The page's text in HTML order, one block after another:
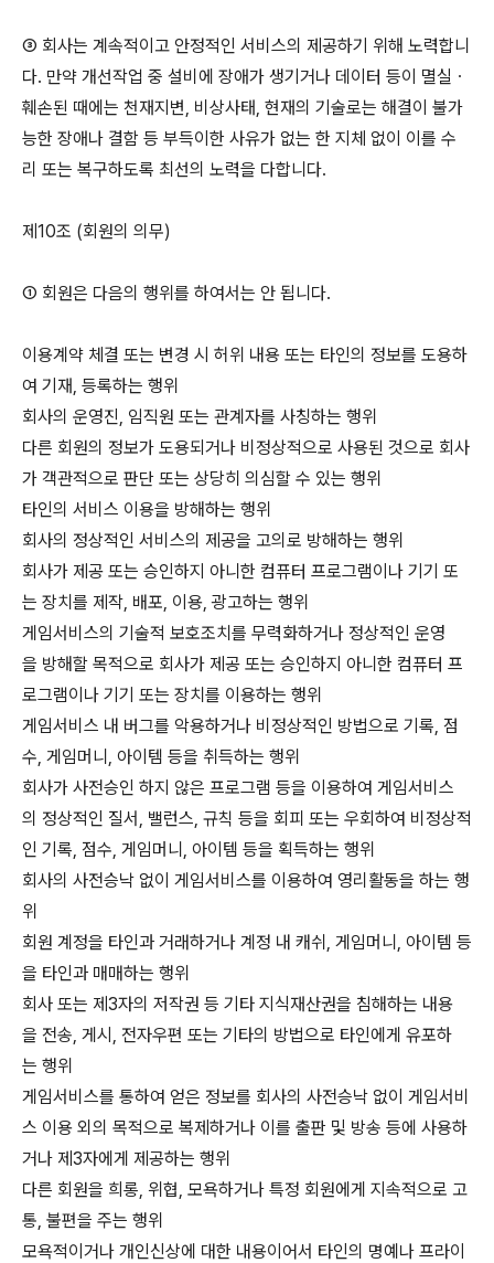
③ 회사는 계속적이고 안정적인 서비스의 제공하기 위해 노력합니
다. 만약 개선작업 중 설비에 장애가 생기거나 데이터 등이 멸실ㆍ
훼손된 때에는 천재지변, 비상사태, 현재의 기술로는 해결이 불가
능한 장애나 결함 등 부득이한 사유가 없는 한 지체 없이 이를 수
리 또는 복구하도록 최선의 노력을 다합니다.
제10조 (회원의 의무)
① 회원은 다음의 행위를 하여서는 안 됩니다.
이용계약 체결 또는 변경 시 허위 내용 또는 타인의 정보를 도용하
여 기재, 등록하는 행위
회사의 운영진, 임직원 또는 관계자를 사칭하는 행위
다른 회원의 정보가 도용되거나 비정상적으로 사용된 것으로 회사
가 객관적으로 판단 또는 상당히 의심할 수 있는 행위
타인의 서비스 이용을 방해하는 행위
회사의 정상적인 서비스의 제공을 고의로 방해하는 행위
회사가 제공 또는 승인하지 아니한 컴퓨터 프로그램이나 기기 또
는 장치를 제작, 배포, 이용, 광고하는 행위
게임서비스의 기술적 보호조치를 무력화하거나 정상적인 운영
을 방해할 목적으로 회사가 제공 또는 승인하지 아니한 컴퓨터 프
로그램이나 기기 또는 장치를 이용하는 행위
게임서비스 내 버그를 악용하거나 비정상적인 방법으로 기록, 점
수, 게임머니, 아이템 등을 취득하는 행위
회사가 사전승인 하지 않은 프로그램 등을 이용하여 게임서비스
의 정상적인 질서, 밸런스, 규칙 등을 회피 또는 우회하여 비정상적
인 기록, 점수, 게임머니, 아이템 등을 획득하는 행위
회사의 사전승낙 없이 게임서비스를 이용하여 영리활동을 하는 행
위
회원 계정을 타인과 거래하거나 계정 내 캐쉬, 게임머니, 아이템 등
을 타인과 매매하는 행위
회사 또는 제3자의 저작권 등 기타 지식재산권을 침해하는 내용
을 전송, 게시, 전자우편 또는 기타의 방법으로 타인에게 유포하
는 행위
게임서비스를 통하여 얻은 정보를 회사의 사전승낙 없이 게임서비
스 이용 외의 목적으로 복제하거나 이를 출판 및 방송 등에 사용하
거나 제3자에게 제공하는 행위
다른 회원을 희롱, 위협, 모욕하거나 특정 회원에게 지속적으로 고
통, 불편을 주는 행위
모욕적이거나 개인신상에 대한 내용이어서 타인의 명예나 프라이